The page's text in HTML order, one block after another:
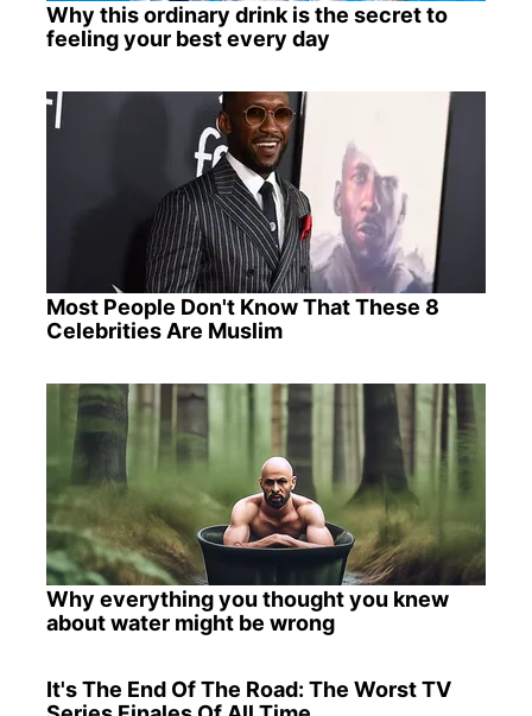
Why this ordinary drink is the secret to
feeling your best every day
Most People Don't Know That These 8
Celebrities Are Muslim
Why everything you thought you knew
about water might be wrong
It's The End Of The Road: The Worst TV